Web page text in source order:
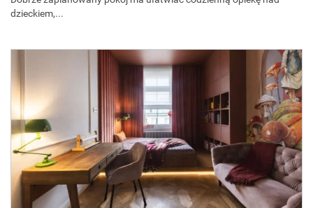
dzieckiem,...